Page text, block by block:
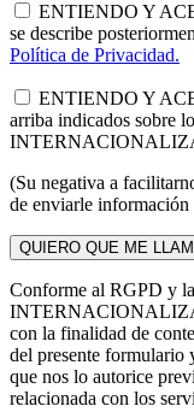
ENTIENDO Y
se describe
Política de Privacidad.
ENTIENDO Y
arriba indicados sobre
(Su negativa a
de enviarle información
Conforme al RGPD y
con la finalidad de
del presente formulario
que nos lo autorice
relacionada con los